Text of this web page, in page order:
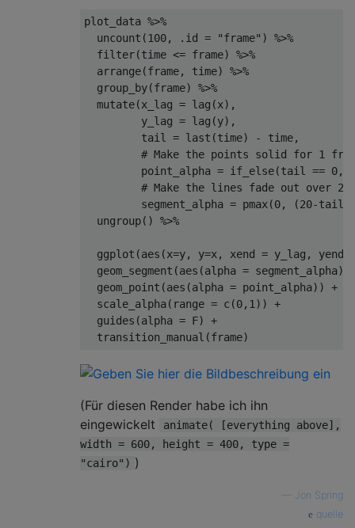
plot_data %>%
  uncount
(100, .id = "frame" )
%>%
  filter
(time <= frame)
%>%
  arrange
(frame, time)
%>%
  group_by
(frame)
%>%
  mutate
(x_lag = lag (x),
         y_lag
= lag (y),
         tail
= last (time) - time,
# Make the points solid for 1
         point_alpha
= if_else(tail == 0,
# Make the lines fade out over 20
         segment_alpha
= pmax(0, (20-tail
  ungroup
() %>%
  ggplot
(aes (x=y, y=x, xend = y_lag , yend
  geom_segment
(aes (alpha = segment_alpha))
  geom_point
(aes (alpha = point_alpha))
+
  scale_alpha
( range = c (0, 1 ))
+
  guides
(alpha = F)
+
  transition_manual
(frame)
(Für diesen Render habe ich ihn
eingewickelt
animate( [everything above],
width = 600, height = 400, type =
"cairo") )
Jon Spring
quelle